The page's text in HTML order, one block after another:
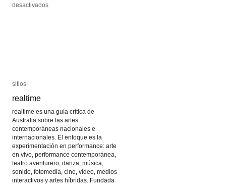
desactivadosen
desactivadosen
sitios
realtime
realtime es una guía crítica de
Australia sobre las artes
contemporáneas nacionales e
internacionales. El enfoque es la
experimentación en performance: arte
en vivo, performance contemporánea,
teatro aventurero, danza, música,
sonido, fotomedia, cine, video, medios
interactivos y artes híbridas. Fundada
sitios
realtime